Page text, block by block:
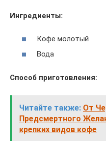
Ингредиенты:
Кофе молотый
Вода
Способ приготовления:
Читайте также: От
Предсмертного
крепких видов кофе